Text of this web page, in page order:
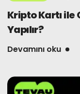
Kripto Kartı ile
Yapılır?
Devamını oku